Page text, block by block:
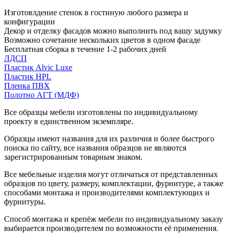
Изготовлдение стенок в гостиную любого размера и
конфигурации
Декор и отделку фасадов можно выполнить под вашу задумку
Возможно сочетание нескольких цветов в одном фасаде
Бесплатная сборка в течение 1-2 рабочих дней
ЛДСП
Пластик Alvic Luxe
Пластик HPL
Пленка ПВХ
Полотно АГТ (МДФ)
Все образцы мебели изготовлены по индивидуальному
проекту в единственном экземпляре.
Образцы имеют названия для их различия и более быстрого
поиска по сайту, все названия образцов не являются
зарегистрированным товарным знаком.
Все мебельные изделия могут отличаться от представленных
образцов по цвету, размеру, комплектации, фурнитуре, а также
способами монтажа и производителями комплектующих и
фурнитуры.
Способ монтажа и крепёж мебели по индивидуальному заказу
выбирается производителем по возможности её применения.